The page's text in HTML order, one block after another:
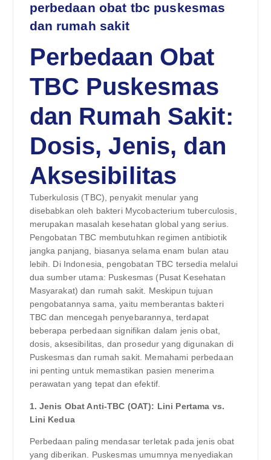
perbedaan obat tbc puskesmas
dan rumah sakit
Perbedaan Obat
TBC Puskesmas
dan Rumah Sakit:
Dosis, Jenis, dan
Aksesibilitas
Tuberkulosis (TBC), penyakit menular yang
disebabkan oleh bakteri Mycobacterium tuberculosis,
merupakan masalah kesehatan global yang serius.
Pengobatan TBC membutuhkan regimen antibiotik
jangka panjang, biasanya selama enam bulan atau
lebih. Di Indonesia, pengobatan TBC tersedia melalui
dua sumber utama: Puskesmas (Pusat Kesehatan
Masyarakat) dan rumah sakit. Meskipun tujuan
pengobatannya sama, yaitu memberantas bakteri
TBC dan mencegah penyebarannya, terdapat
beberapa perbedaan signifikan dalam jenis obat,
dosis, aksesibilitas, dan prosedur yang digunakan di
Puskesmas dan rumah sakit. Memahami perbedaan
ini penting untuk memastikan pasien menerima
perawatan yang tepat dan efektif.
1. Jenis Obat Anti-TBC (OAT): Lini Pertama vs.
Lini Kedua
Perbedaan paling mendasar terletak pada jenis obat
yang diberikan. Puskesmas umumnya menyediakan